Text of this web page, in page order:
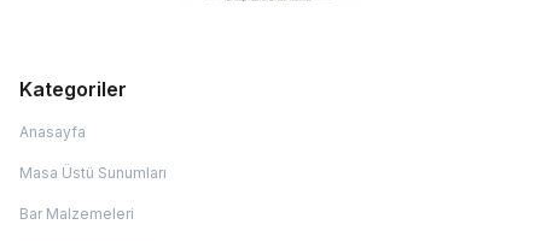
Kategoriler
Anasayfa
Masa Üstü Sunumları
Bar Malzemeleri